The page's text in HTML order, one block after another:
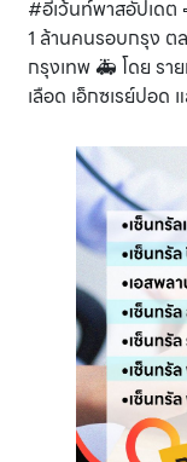
#อีเว้นท์พาสอัปเดต
1 ล้านคนรอบกรุง ต
กรุงเทพ 🚑 โดย รา
เลือด เอ็กซเรย์ปอด